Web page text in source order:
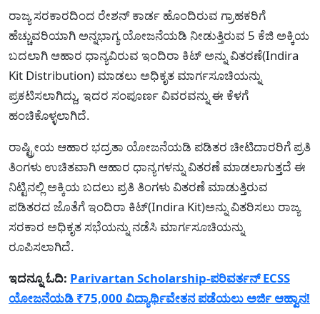
ರಾಜ್ಯ ಸರಕಾರದಿಂದ ರೇಶನ್ ಕಾರ್ಡ ಹೊಂದಿರುವ ಗ್ರಾಹಕರಿಗೆ
ಹೆಚ್ಚುವರಿಯಾಗಿ ಅನ್ನಭಾಗ್ಯ ಯೋಜನೆಯಡಿ ನೀಡುತ್ತಿರುವ 5 ಕೆಜಿ ಅಕ್ಕಿಯ
ಬದಲಾಗಿ ಆಹಾರ ಧಾನ್ಯವಿರುವ ಇಂದಿರಾ ಕಿಟ್ ಅನ್ನು ವಿತರಣೆ(Indira
Kit Distribution) ಮಾಡಲು ಅಧಿಕೃತ ಮಾರ್ಗಸೂಚಿಯನ್ನು
ಪ್ರಕಟಿಸಲಾಗಿದ್ದು, ಇದರ ಸಂಪೂರ್ಣ ವಿವರವನ್ನು ಈ ಕೆಳಗೆ
ಹಂಚಿಕೊಳ್ಳಲಾಗಿದೆ.
ರಾಷ್ಟ್ರೀಯ ಆಹಾರ ಭದ್ರತಾ ಯೋಜನೆಯಡಿ ಪಡಿತರ ಚೀಟಿದಾರರಿಗೆ ಪ್ರತಿ
ತಿಂಗಳು ಉಚಿತವಾಗಿ ಆಹಾರ ಧಾನ್ಯಗಳನ್ನು ವಿತರಣೆ ಮಾಡಲಾಗುತ್ತದೆ ಈ
ನಿಟ್ಟಿನಲ್ಲಿ ಅಕ್ಕಿಯ ಬದಲು ಪ್ರತಿ ತಿಂಗಳು ವಿತರಣೆ ಮಾಡುತ್ತಿರುವ
ಪಡಿತರದ ಜೊತೆಗೆ ಇಂದಿರಾ ಕಿಟ್(Indira Kit)ಅನ್ನು ವಿತರಿಸಲು ರಾಜ್ಯ
ಸರಕಾರ ಅಧಿಕೃತ ಸಭೆಯನ್ನು ನಡೆಸಿ ಮಾರ್ಗಸೂಚಿಯನ್ನು
ರೂಪಿಸಲಾಗಿದೆ.
ಇದನ್ನೂ ಓದಿ: Parivartan Scholarship-ಪರಿವರ್ತನ್ ECSS
ಯೋಜನೆಯಡಿ ₹75,000 ವಿದ್ಯಾರ್ಥಿವೇತನ ಪಡೆಯಲು ಅರ್ಜಿ ಆಹ್ವಾನ!